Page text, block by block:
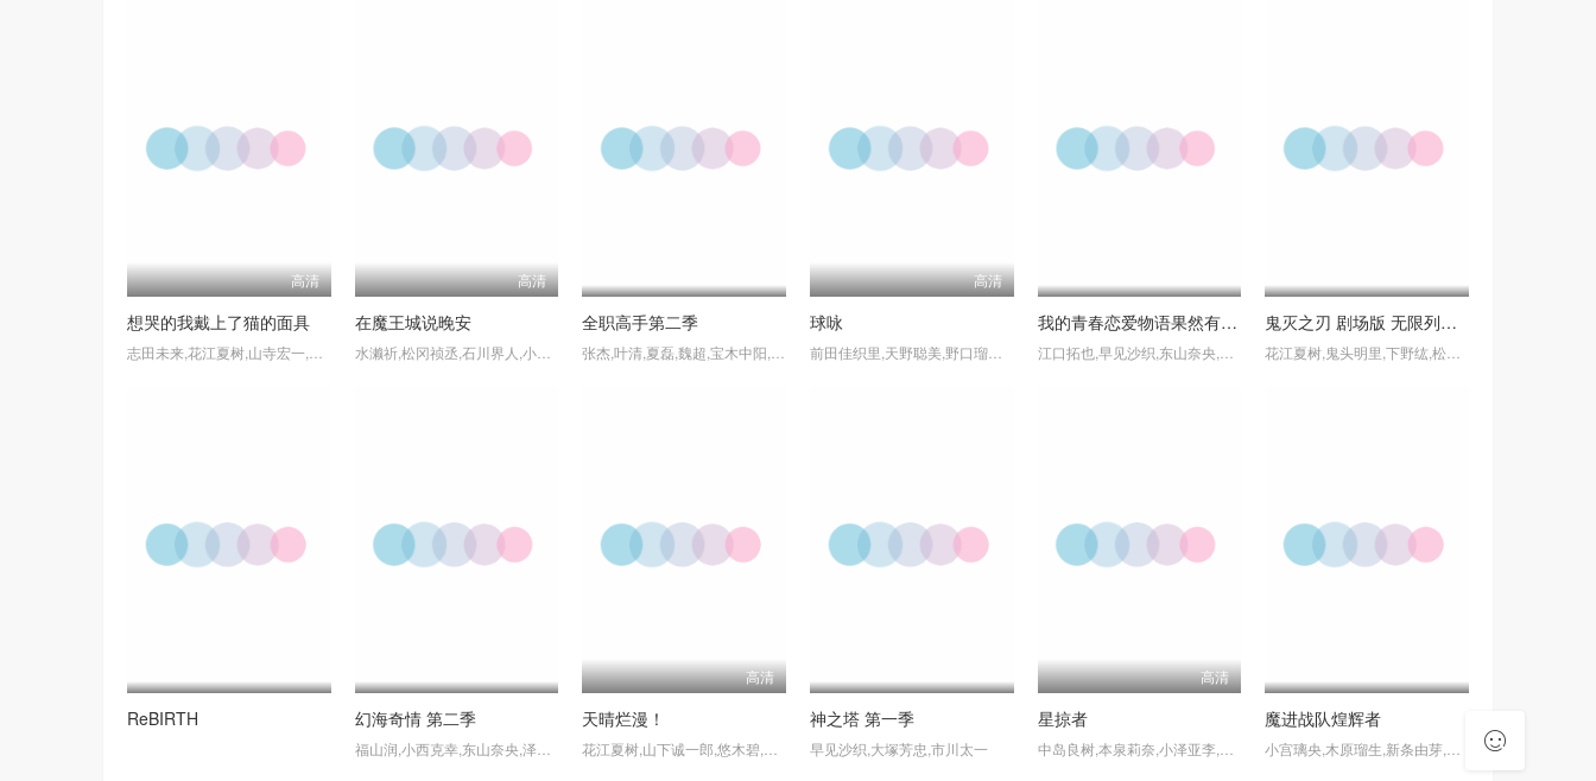
高清
想哭的我戴上了猫的面具
志田未来,花江夏树,山寺宏一,小木博明,寿美菜子,小野贤章,浪川大辅,千叶进步,川澄绫子,大原沙耶香
高清
在魔王城说晚安
水濑祈,松冈祯丞,石川界人,小林亲弘,下野纮,小山力也,高桥伸也,山根雅史,相马康一,大原沙耶香,黑田崇矢,大塚刚央,大桥彩香,
全职高手第二季
张杰,叶清,夏磊,魏超,宝木中阳,金弦,季冠霖,曹云图,佟心竹
高清
球咏
前田佳织里,天野聪美,野口瑠璃子,桥本鞠衣,永野爱理,北川里奈,富田美忧,宫本侑芽,本泉莉奈,白城奈央,佳村遥
我的青春恋爱物语果然有问题第三季
江口拓也,早见沙织,东山奈央,佐仓绫音,悠木碧,小松未可子,近藤隆,桧山修之,柚木凉香,中原麻衣,井上麻里奈,佐佐木望,小清水亚
鬼灭之刃 剧场版 无限列车篇
花江夏树,鬼头明里,下野纮,松冈祯丞,日野聪,平川大辅,石田彰,樱井孝宏,小西克幸,早见沙织,铃村健一,关智一,杉田智和,森川智
ReBIRTH 幻海奇情 第二季
高清
天晴烂漫！ 神之塔 第一季
早见沙织,大塚芳忠,市川太一
高清
星掠者 魔进战队煌辉者